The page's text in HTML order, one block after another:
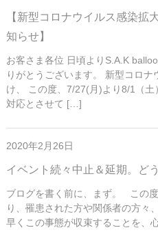
【新型コロナウイルス感染
知らせ】
お客さま各位 日頃よりS.A.K
りがとうございます。 新型コロ
け、 この度、7/27(月)より8/1（
対応とさせて […]
2020年2月26日
イベント続々中止＆延期。ど
ブログを書く前に、まず。 この
り、罹患された方や関係者の方々
早くこの事態が収束することを